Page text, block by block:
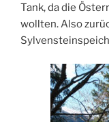
Tank, da die
wollten. Also